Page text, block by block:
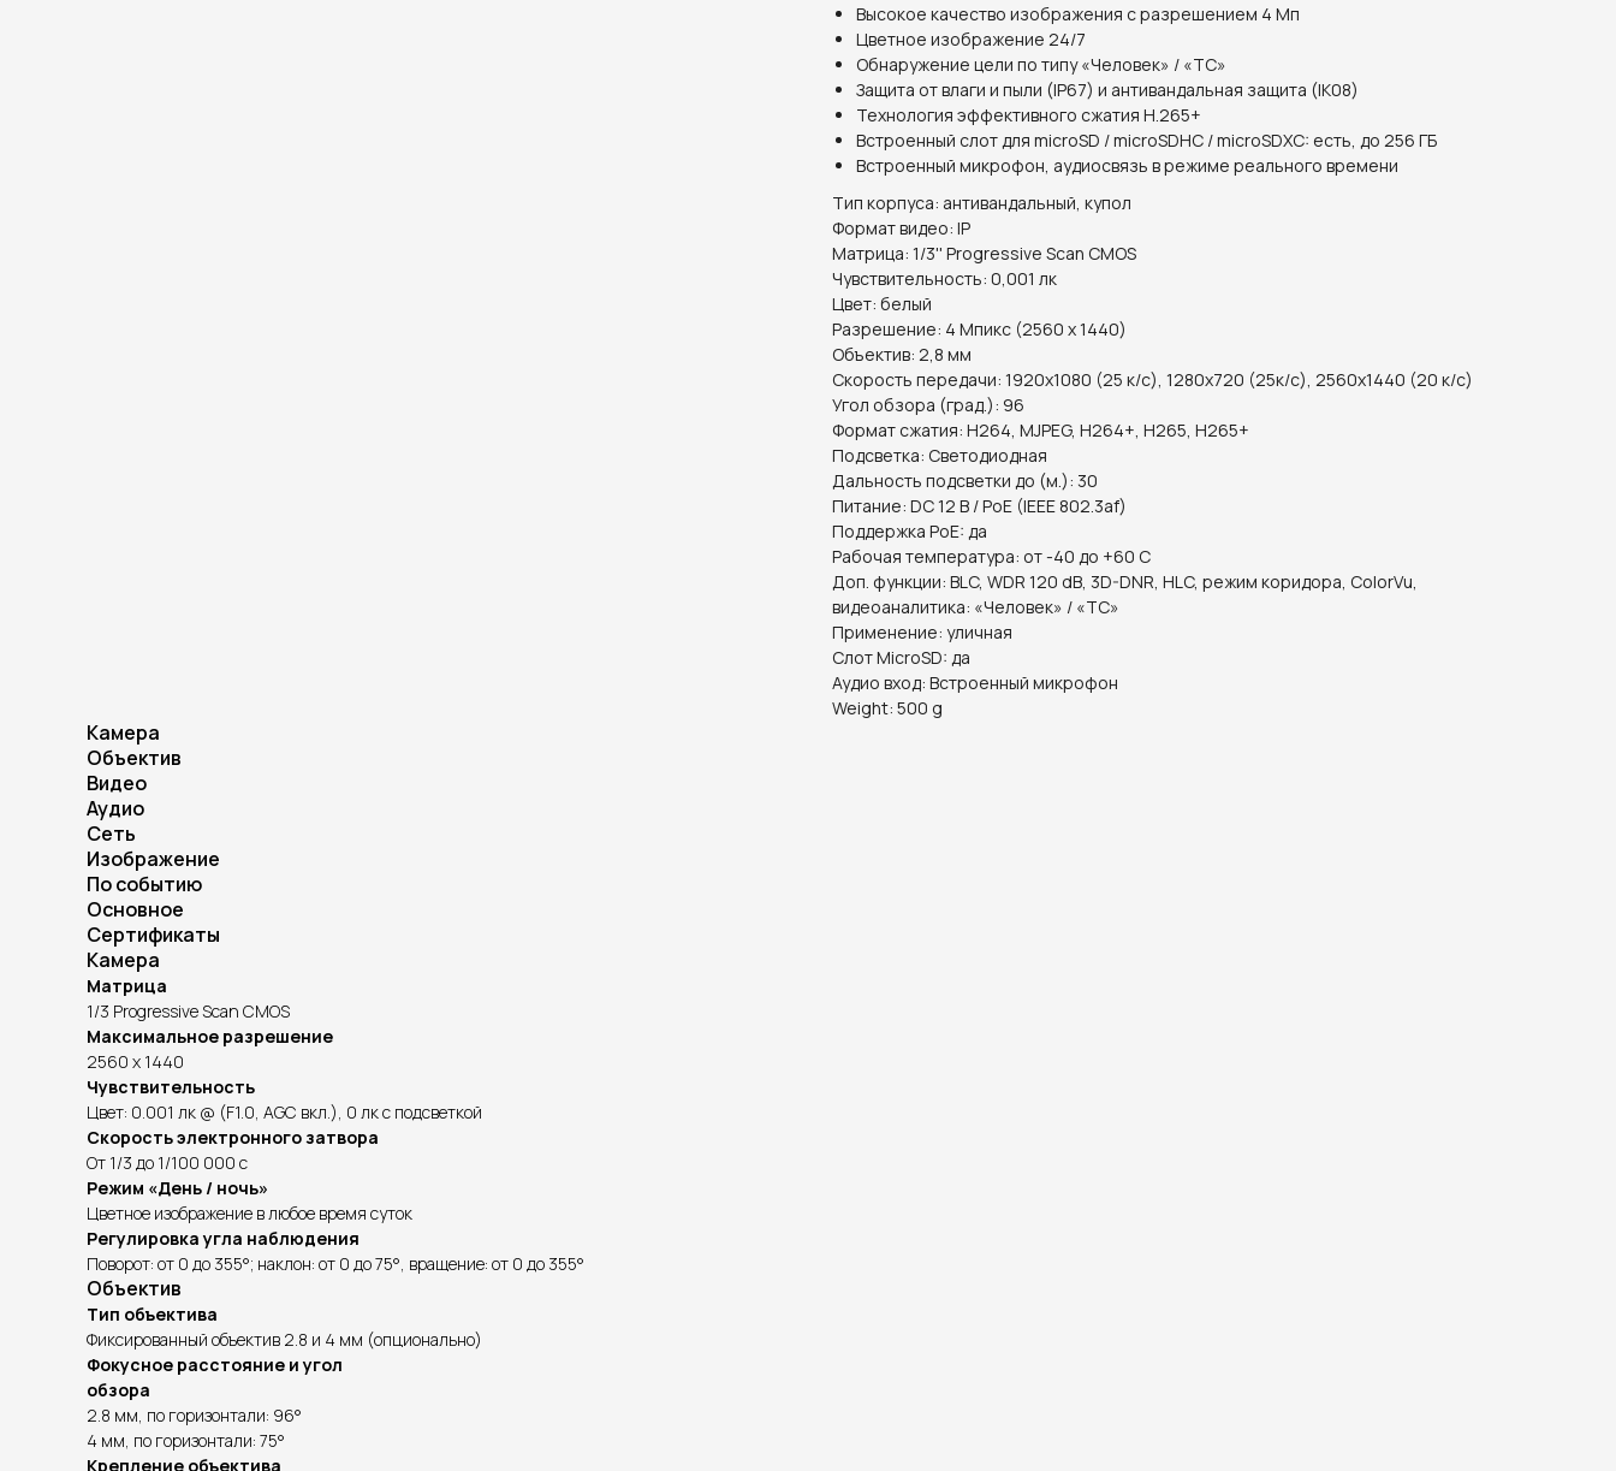
Высокое качество изображения с разрешением 4 Мп
Цветное изображение 24/7
Обнаружение цели по типу «Человек» / «ТС»
Защита от влаги и пыли (IP67) и антивандальная защита (IK08)
Технология эффективного сжатия H.265+
Встроенный слот для microSD / microSDHC / microSDXC: есть, до 256 ГБ
Встроенный микрофон, аудиосвязь в режиме реального времени
Тип корпуса: антивандальный, купол
Формат видео: IP
Матрица: 1/3'' Progressive Scan CMOS
Чувствительность: 0,001 лк
Цвет: белый
Разрешение: 4 Мпикс (2560 x 1440)
Объектив: 2,8 мм
Скорость передачи: 1920х1080 (25 к/с), 1280x720 (25к/с), 2560x1440 (20 к/с)
Угол обзора (град.): 96
Формат сжатия: H264, MJPEG, H264+, H265, H265+
Подсветка: Светодиодная
Дальность подсветки до (м.): 30
Питание: DC 12 В / PoE (IEEE 802.3af)
Поддержка PoE: да
Рабочая температура: от -40 до +60 С
Доп. функции: BLC, WDR 120 dB, 3D-DNR, HLC, режим коридора, ColorVu,
видеоаналитика: «Человек» / «ТС»
Применение: уличная
Слот MicroSD: да
Аудио вход: Встроенный микрофон
Weight: 500 g
Камера
Объектив
Видео
Аудио
Сеть
Изображение
По событию
Основное
Сертификаты
Камера
Матрица
1/3 Progressive Scan CMOS
Максимальное разрешение
2560 x 1440
Чувствительность
Цвет: 0.001 лк @ (F1.0, AGC вкл.), 0 лк с подсветкой
Скорость электронного затвора
От 1/3 до 1/100 000 с
Режим «День / ночь»
Цветное изображение в любое время суток
Регулировка угла наблюдения
Поворот: от 0 до 355°; наклон: от 0 до 75°, вращение: от 0 до 355°
Объектив
Тип объектива
Фиксированный объектив 2.8 и 4 мм (опционально)
Фокусное расстояние и угол
обзора
2.8 мм, по горизонтали: 96°
4 мм, по горизонтали: 75°
Крепление объектива